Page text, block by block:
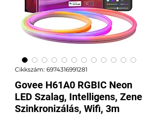
Cikkszám: 6974316991281
Govee H61A0 RGBIC Neon
LED Szalag, Intelligens, Zene
Szinkronizálás, Wifi, 3m